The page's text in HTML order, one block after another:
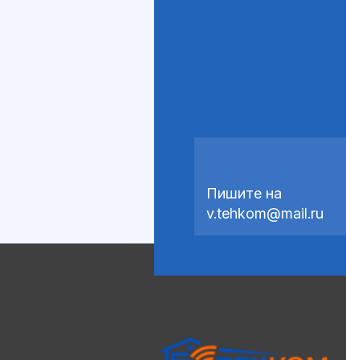
Пишите на
v.tehkom@mail.ru